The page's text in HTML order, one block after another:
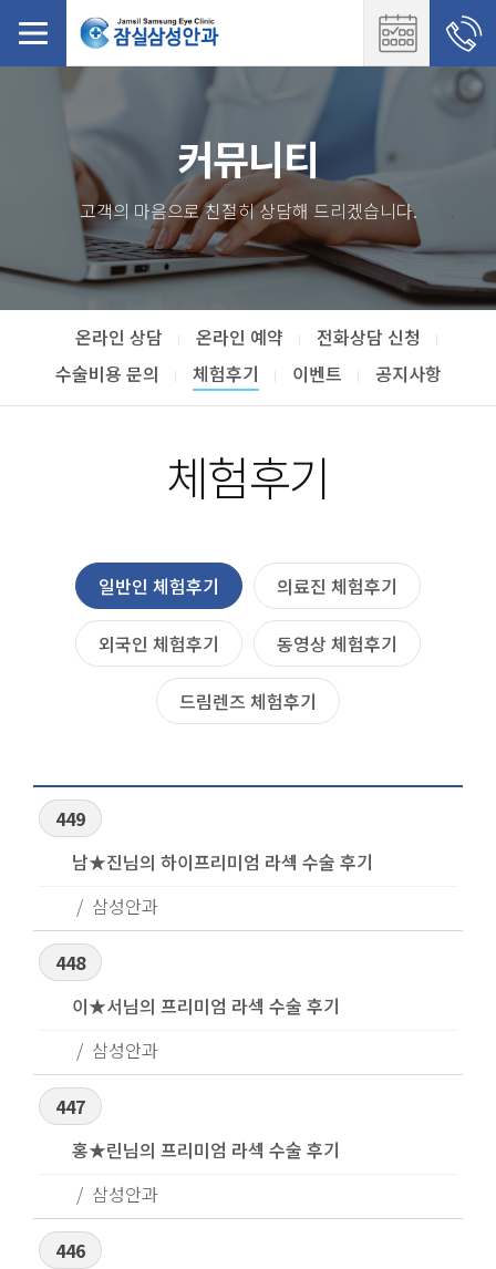
커뮤니티
고객의 마음으로 친절히 상담해 드리겠습니다.
온라인 상담 온라인 예약
전화상담 신청
수술비용 문의
체험후기 이벤트 공지사항
체험후기
일반인 체험후기 의료진 체험후기
외국인 체험후기 동영상 체험후기
드림렌즈 체험후기
449
남★진님의 하이프리미엄 라섹 수술 후기
삼성안과
448
이★서님의 프리미엄 라섹 수술 후기
삼성안과
447
홍★린님의 프리미엄 라섹 수술 후기
삼성안과
446